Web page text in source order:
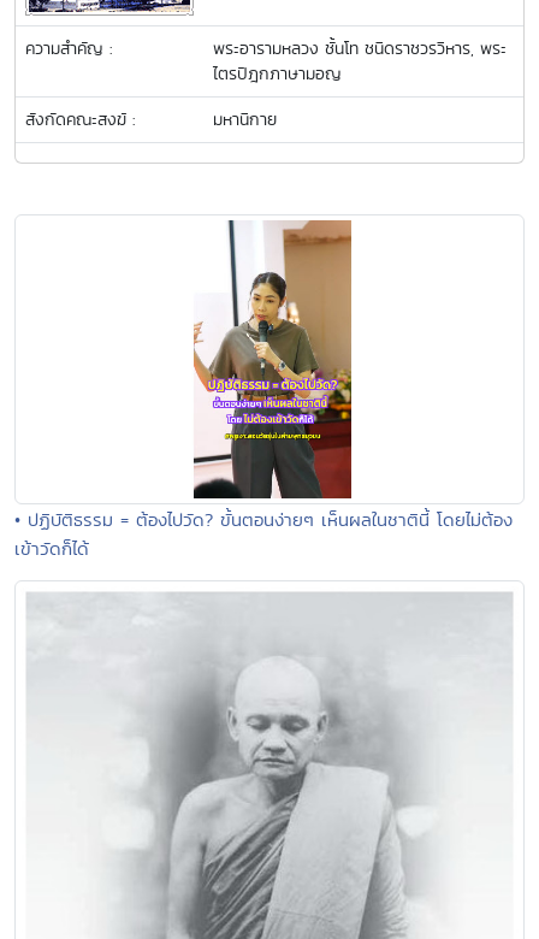
ความสำคัญ :
พระอารามหลวง ชั้นโท ชนิดราชวรวิหาร, พระ
ไตรปิฎกภาษามอญ
สังกัดคณะสงฆ์ :
มหานิกาย
• ปฏิบัติธรรม = ต้องไปวัด? ขั้นตอนง่ายๆ เห็นผลในชาตินี้ โดยไม่ต้อง
เข้าวัดก็ได้